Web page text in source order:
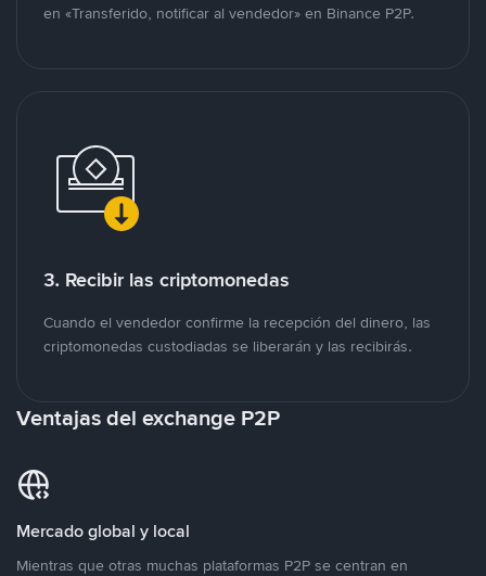
en «Transferido, notificar al vendedor» en Binance P2P.
3. Recibir las criptomonedas
Cuando el vendedor confirme la recepción del dinero, las
criptomonedas custodiadas se liberarán y las recibirás.
Ventajas del exchange P2P
Mercado global y local
Mientras que otras muchas plataformas P2P se centran en